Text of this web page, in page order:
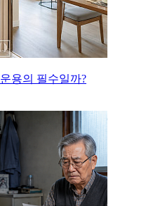
용의 필수일까?